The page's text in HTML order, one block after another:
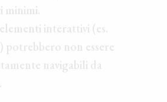
minimi.
interattivi (es.
potrebbero non essere
navigabili da